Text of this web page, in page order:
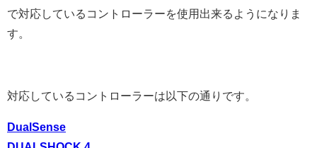
で対応しているコントローラーを使用出来るようになりま
す。
対応しているコントローラーは以下の通りです。
DualSense